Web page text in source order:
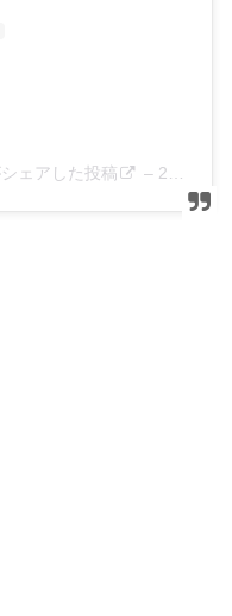
ェアした投稿 – 2020年 1月月8日午前6時41分PST